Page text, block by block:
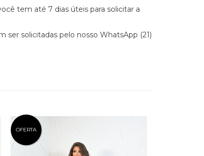
tem até 7 dias úteis para solicitar a
ser solicitadas pelo nosso WhatsApp (21)
OFERTA